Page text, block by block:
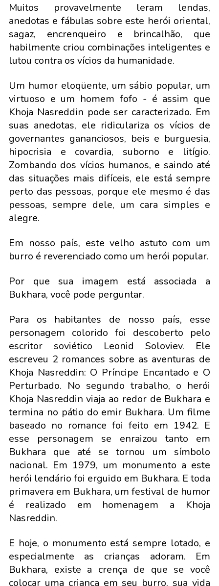
Muitos provavelmente leram lendas,
anedotas e fábulas sobre este herói oriental,
sagaz, encrenqueiro e brincalhão, que
habilmente criou combinações inteligentes e
lutou contra os vícios da humanidade.
Um humor eloqüente, um sábio popular, um
virtuoso e um homem fofo - é assim que
Khoja Nasreddin pode ser caracterizado. Em
suas anedotas, ele ridiculariza os vícios de
governantes gananciosos, beis e burguesia,
hipocrisia e covardia, suborno e litígio.
Zombando dos vícios humanos, e saindo até
das situações mais difíceis, ele está sempre
perto das pessoas, porque ele mesmo é das
pessoas, sempre dele, um cara simples e
alegre.
Em nosso país, este velho astuto com um
burro é reverenciado como um herói popular.
Por que sua imagem está associada a
Bukhara, você pode perguntar.
Para os habitantes de nosso país, esse
personagem colorido foi descoberto pelo
escritor soviético Leonid Soloviev. Ele
escreveu 2 romances sobre as aventuras de
Khoja Nasreddin: O Príncipe Encantado e O
Perturbado. No segundo trabalho, o herói
Khoja Nasreddin viaja ao redor de Bukhara e
termina no pátio do emir Bukhara. Um filme
baseado no romance foi feito em 1942. E
esse personagem se enraizou tanto em
Bukhara que até se tornou um símbolo
nacional. Em 1979, um monumento a este
herói lendário foi erguido em Bukhara. E toda
primavera em Bukhara, um festival de humor
é realizado em homenagem a Khoja
Nasreddin.
E hoje, o monumento está sempre lotado, e
especialmente as crianças adoram. Em
Bukhara, existe a crença de que se você
colocar uma criança em seu burro, sua vida